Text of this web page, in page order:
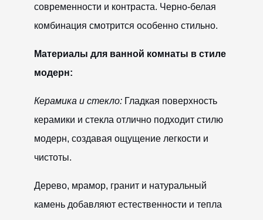
современности и контраста. Черно-белая
комбинация смотрится особенно стильно.
Материалы для ванной комнаты в стиле
модерн:
Керамика и стекло:Гладкая поверхность
керамики и стекла отлично подходит стилю
модерн, создавая ощущение легкости и
чистоты.
Дерево, мрамор, гранит и натуральный
камень добавляют естественности и тепла